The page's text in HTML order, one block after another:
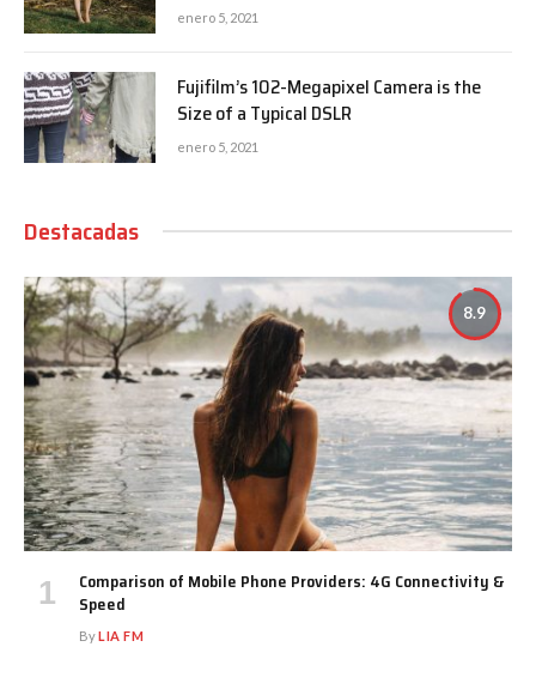
enero 5, 2021
Fujifilm’s 102-Megapixel Camera is the
Size of a Typical DSLR
enero 5, 2021
Destacadas
8.9
Comparison of Mobile Phone Providers: 4G Connectivity &
Speed
ByLIA FM